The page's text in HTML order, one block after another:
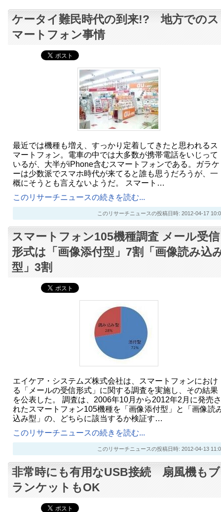
ケータイ難民時代の到来!? 地方でのス
マートフォン事情
最近では機種も増え、すっかり定着してきたと思われるス
マートフォン。電車の中では大多数が携帯電話をいじって
いるが、大半がiPhone含むスマートフォンである。ガラケ
ーは少数派でスマホ時代が来てると誰も思うだろうが、一
概にそうとも言えないようだ。 スマート…
このリサーチニュースの続きを読む...
このリサーチニュースの投稿日時: 2012-04-17
スマートフォン105機種調査 メール受信
形式は「画像添付型」7割「画像読み込
型」3割
エイケア・システムズ株式会社は、スマートフォンにおけ
る「メールの受信形式」に関する調査を実施し、その結果
を公表した。 調査は、2006年10月から2012年2月に発売さ
れたスマートフォン105機種を「画像添付型」と「画像読
込み型」の、どちらに該当するか検証す…
このリサーチニュースの続きを読む...
このリサーチニュースの投稿日時: 2012-04-13
非常時にも有用なUSB接続 扇風機もブ
ランケットもOK